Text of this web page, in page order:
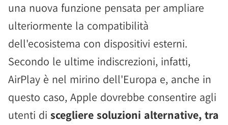
una nuova funzione pensata per ampliare
ulteriormente la compatibilità
dell'ecosistema con dispositivi esterni.
Secondo le ultime indiscrezioni, infatti,
AirPlay è nel mirino dell'Europa e, anche in
questo caso, Apple dovrebbe consentire agli
utenti di scegliere soluzioni alternative, tra